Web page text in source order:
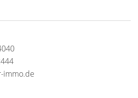
immo.de